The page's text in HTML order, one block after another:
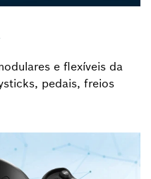
e flexíveis da
pedais, freios